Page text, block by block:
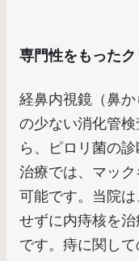
専門性をもったク
経鼻内視鏡（鼻
の少ない消化管
ら、ピロリ菌の
治療では、マッ
可能です。当院
せずに内痔核を
です。痔に関し